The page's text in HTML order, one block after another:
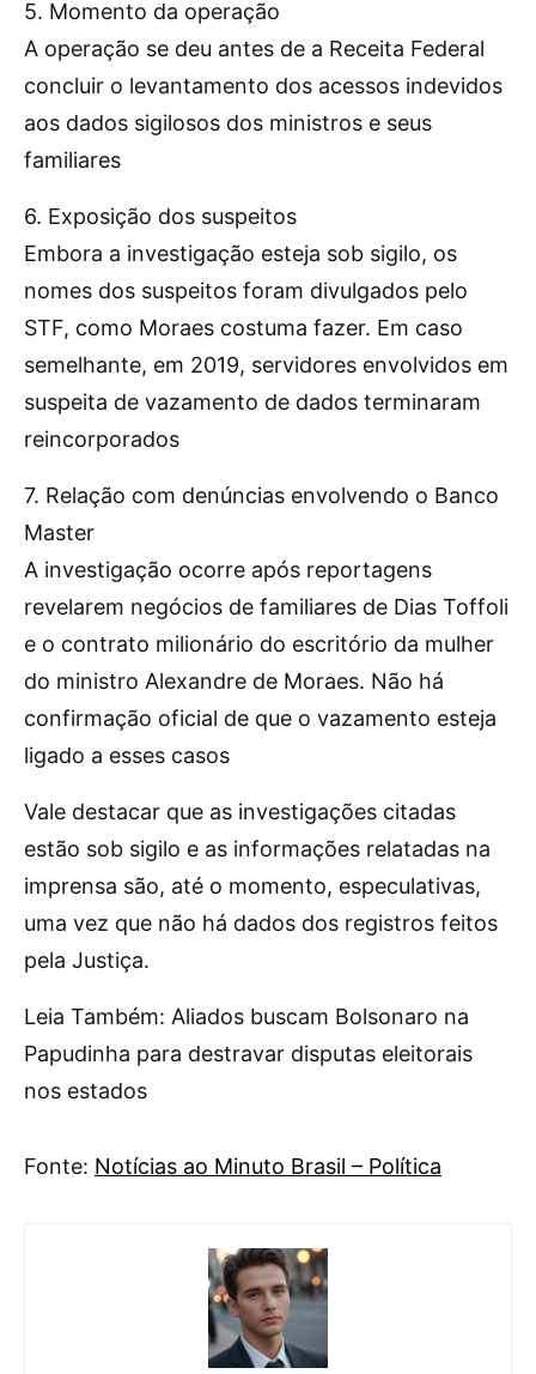
5. Momento da operação
A operação se deu antes de a Receita Federal
concluir o levantamento dos acessos indevidos
aos dados sigilosos dos ministros e seus
familiares
6. Exposição dos suspeitos
Embora a investigação esteja sob sigilo, os
nomes dos suspeitos foram divulgados pelo
STF, como Moraes costuma fazer. Em caso
semelhante, em 2019, servidores envolvidos em
suspeita de vazamento de dados terminaram
reincorporados
7. Relação com denúncias envolvendo o Banco
Master
A investigação ocorre após reportagens
revelarem negócios de familiares de Dias Toffoli
e o contrato milionário do escritório da mulher
do ministro Alexandre de Moraes. Não há
confirmação oficial de que o vazamento esteja
ligado a esses casos
Vale destacar que as investigações citadas
estão sob sigilo e as informações relatadas na
imprensa são, até o momento, especulativas,
uma vez que não há dados dos registros feitos
pela Justiça.
Leia Também: Aliados buscam Bolsonaro na
Papudinha para destravar disputas eleitorais
nos estados
Fonte: Notícias ao Minuto Brasil – Política